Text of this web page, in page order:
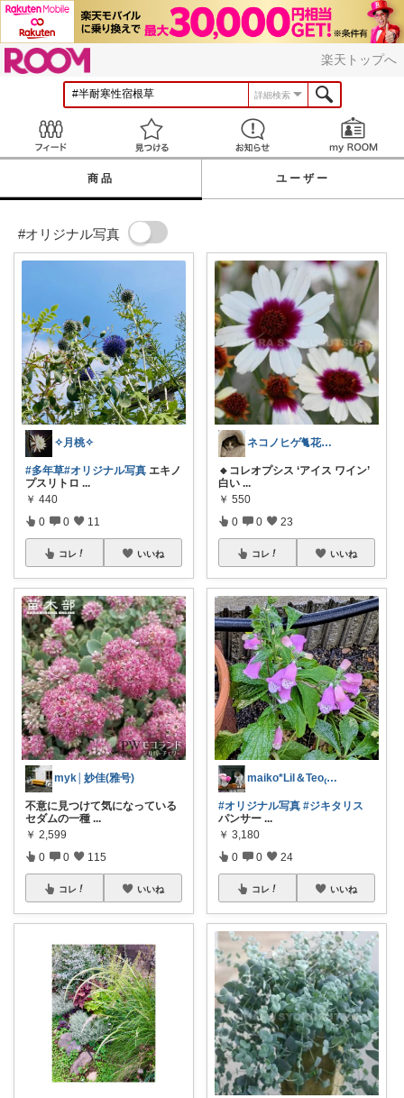
楽天トップへ
詳細検索
見つける お知らせ
商品 ユーザー
#オリジナル写真
✧月桃✧
#多年草#オリジナル写真 エキノ
プスリトロ ...
￥ 440
0 0 11
コレ いいね
myk│妙佳(雅号)
不意に見つけて気になっている
セダム‪の一種 ...
￥ 2,599
0 0 115
コレ いいね
ネコノヒゲ🐈花好きオタクの庭🪴
🔸コレオプシス ‘アイス ワイン’
白い ...
￥ 550
0 0 23
コレ いいね
maiko*Lil＆Teo₍^..^₎੭
#オリジナル写真 #ジキタリス
パンサー ...
￥ 3,180
0 0 24
コレ いいね